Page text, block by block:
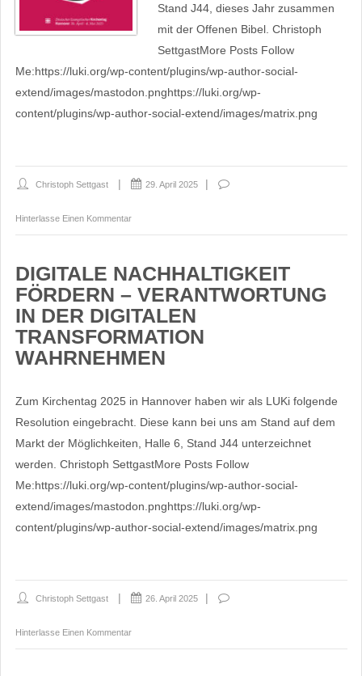
Stand J44, dieses Jahr zusammen
mit der Offenen Bibel. Christoph
SettgastMore Posts Follow
Me:https://luki.org/wp-content/plugins/wp-author-social-
extend/images/mastodon.pnghttps://luki.org/wp-
content/plugins/wp-author-social-extend/images/matrix.png
Christoph Settgast 29. April 2025
Hinterlasse Einen Kommentar
DIGITALE NACHHALTIGKEIT
FÖRDERN – VERANTWORTUNG
IN DER DIGITALEN
TRANSFORMATION
WAHRNEHMEN
Zum Kirchentag 2025 in Hannover haben wir als LUKi folgende
Resolution eingebracht. Diese kann bei uns am Stand auf dem
Markt der Möglichkeiten, Halle 6, Stand J44 unterzeichnet
werden. Christoph SettgastMore Posts Follow
Me:https://luki.org/wp-content/plugins/wp-author-social-
extend/images/mastodon.pnghttps://luki.org/wp-
content/plugins/wp-author-social-extend/images/matrix.png
Christoph Settgast 26. April 2025
Hinterlasse Einen Kommentar